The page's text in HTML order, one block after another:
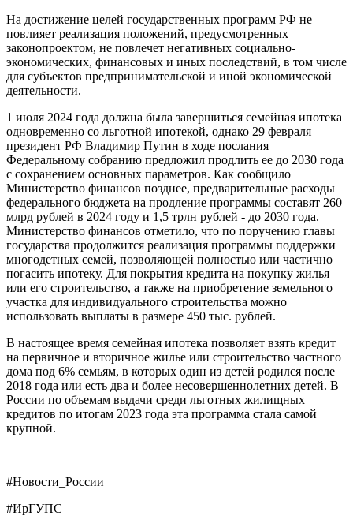
На достижение целей государственных программ РФ не
повлияет реализация положений, предусмотренных
законопроектом, не повлечет негативных социально-
экономических, финансовых и иных последствий, в том числе
для субъектов предпринимательской и иной экономической
деятельности.
1 июля 2024 года должна была завершиться семейная ипотека
одновременно со льготной ипотекой, однако 29 февраля
президент РФ Владимир Путин в ходе послания
Федеральному собранию предложил продлить ее до 2030 года
с сохранением основных параметров. Как сообщило
Министерство финансов позднее, предварительные расходы
федерального бюджета на продление программы составят 260
млрд рублей в 2024 году и 1,5 трлн рублей - до 2030 года.
Министерство финансов отметило, что по поручению главы
государства продолжится реализация программы поддержки
многодетных семей, позволяющей полностью или частично
погасить ипотеку. Для покрытия кредита на покупку жилья
или его строительство, а также на приобретение земельного
участка для индивидуального строительства можно
использовать выплаты в размере 450 тыс. рублей.
В настоящее время семейная ипотека позволяет взять кредит
на первичное и вторичное жилье или строительство частного
дома под 6% семьям, в которых один из детей родился после
2018 года или есть два и более несовершеннолетних детей. В
России по объемам выдачи среди льготных жилищных
кредитов по итогам 2023 года эта программа стала самой
крупной.
#Новости_России
#ИрГУПС